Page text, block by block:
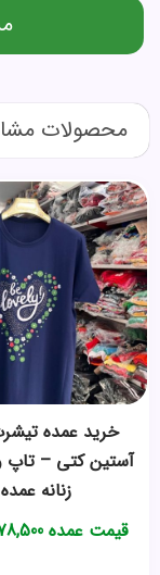
محصولات
خرید عمده
آستین کتی – تاپ
زنانه عمده
قیمت عمده